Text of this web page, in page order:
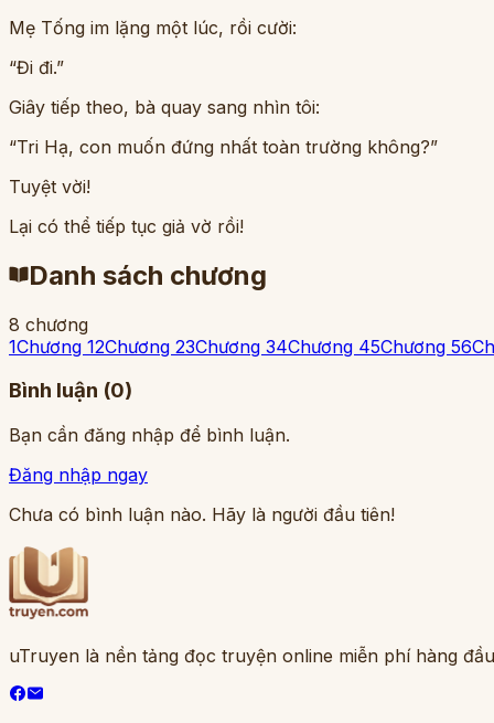
Mẹ Tống im lặng một lúc, rồi cười:
“Đi đi.”
Giây tiếp theo, bà quay sang nhìn tôi:
“Tri Hạ, con muốn đứng nhất toàn trường không?”
Tuyệt vời!
Lại có thể tiếp tục giả vờ rồi!
Danh sách chương
8 chương
1Chương 12Chương 23Chương 34Chương 45Chương 56
Bình luận (0)
Bạn cần đăng nhập để bình luận.
Đăng nhập ngay
Chưa có bình luận nào. Hãy là người đầu tiên!
uTruyen là nền tảng đọc truyện online miễn phí hàng